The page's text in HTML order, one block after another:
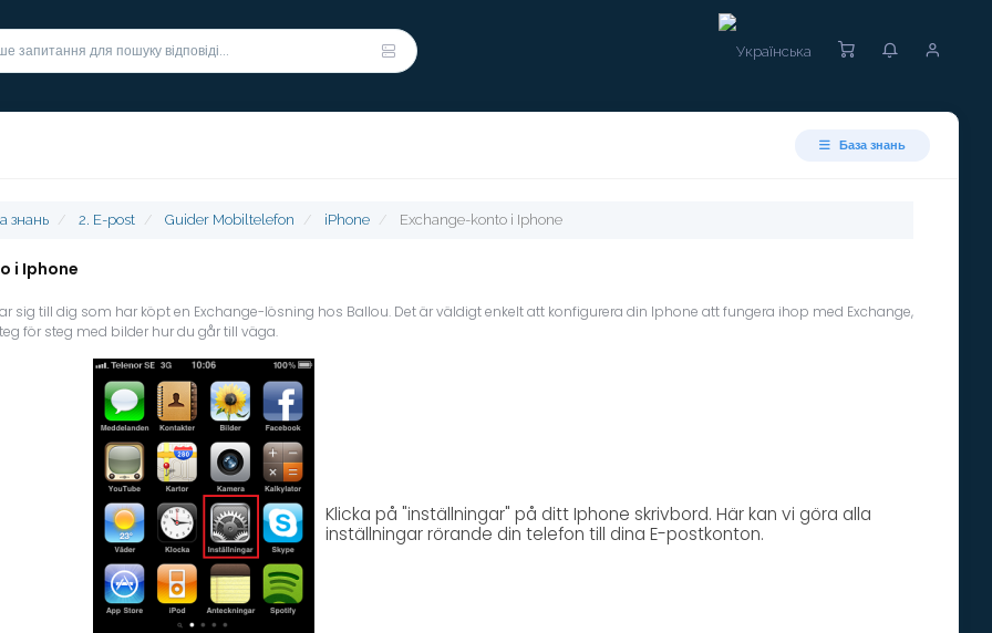
База знань
знань 2. E-post Guider Mobiltelefon iPhone Exchange-konto i Iphone
i Iphone
sig till dig som har köpt en Exchange-lösning hos Ballou. Det är väldigt enkelt att konfigurera din Iphone att fungera ihop med Exchange,
för steg med bilder hur du går till väga.
Klicka på "inställningar" på ditt Iphone skrivbord. Här kan vi göra alla
inställningar rörande din telefon till dina E-postkonton.